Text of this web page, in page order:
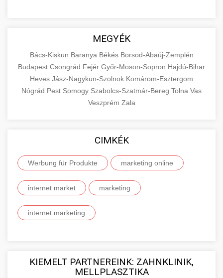
MEGYÉK
Bács-Kiskun Baranya Békés Borsod-Abaúj-Zemplén
Budapest Csongrád Fejér Győr-Moson-Sopron Hajdú-Bihar
Heves Jász-Nagykun-Szolnok Komárom-Esztergom
Nógrád Pest Somogy Szabolcs-Szatmár-Bereg Tolna Vas
Veszprém Zala
CIMKÉK
Werbung für Produkte marketing online
internet market marketing
internet marketing
KIEMELT PARTNEREINK: ZAHNKLINIK,
MELLPLASZTIKA